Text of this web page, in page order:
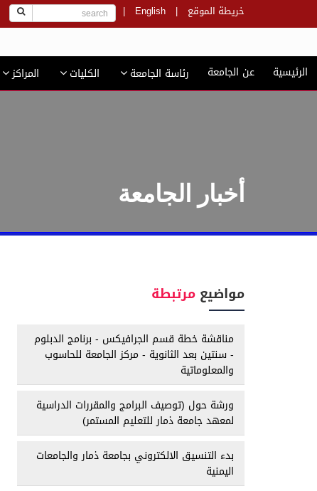
خريطة الموقع |
English
|
الرئيسية عن الجامعة رئاسة الجامعة الكليات المراكز
أخبار الجامعة
مواضيع مرتبطة
مناقشة خطة قسم الجرافيكس - برنامج الدبلوم
- سنتين بعد الثانوية - مركز الجامعة للحاسوب
والمعلوماتية
ورشة حول (توصيف البرامج والمقررات الدراسية
لمعهد جامعة ذمار للتعليم المستمر)
بدء التنسيق الالكتروني بجامعة ذمار والجامعات
اليمنية